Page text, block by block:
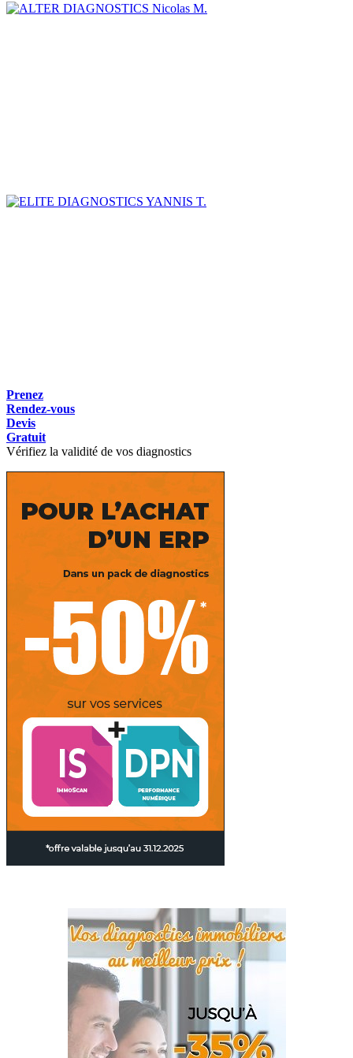
Nicolas M.
YANNIS T.
Prenez
Rendez-vous
Devis
Gratuit
Vérifiez la validité de vos diagnostics